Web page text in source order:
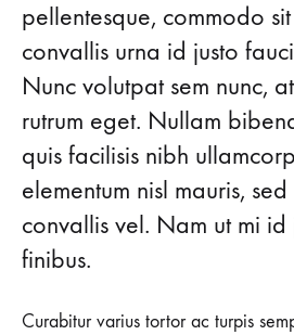
the
Amish
Were
Right
pellentesque, commodo
convallis urna id justo
Nunc volutpat sem nunc,
rutrum eget. Nullam
quis facilisis nibh
elementum nisl mauris,
convallis vel. Nam ut mi id
finibus.
Curabitur varius tortor ac turpis